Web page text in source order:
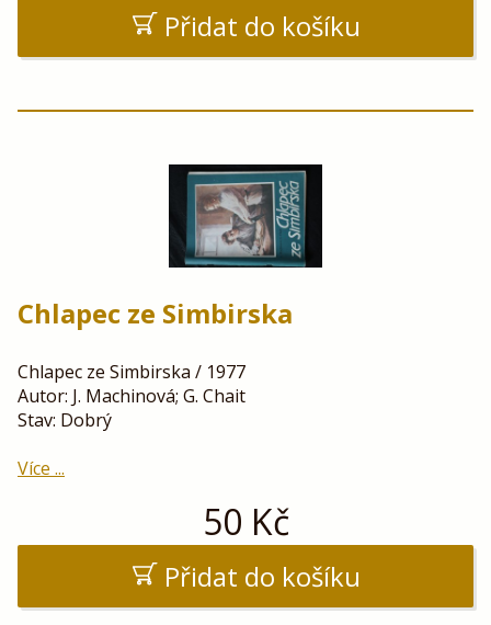
Přidat do košíku
Chlapec ze Simbirska
Chlapec ze Simbirska / 1977
Autor: J. Machinová; G. Chait
Stav: Dobrý
Více ...
50 Kč
Přidat do košíku